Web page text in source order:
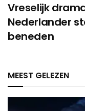
Vreselijk
Nederlander
beneden
MEEST GELEZEN